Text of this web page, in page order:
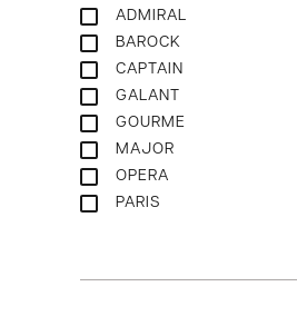
ADMIRAL
BAROCK
CAPTAIN
GALANT
GOURME
MAJOR
OPERA
PARIS